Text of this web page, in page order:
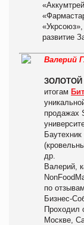
развитие
Валерий
ЗОЛОТОЙ
итогам
продажах
др.
Валерий,
по
Бизнес-
Проходил
Москве,